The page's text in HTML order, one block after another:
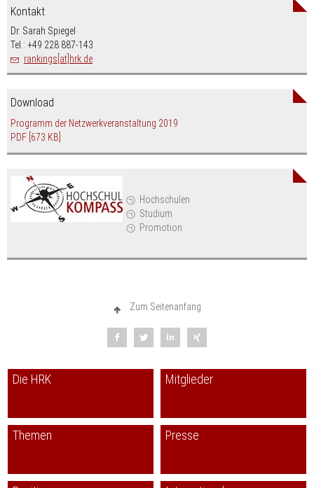
Hochschulen
Studium
Promotion
Kontakt
Dr. Sarah Spiegel
Tel.: +49 228 887-143
rankings[at]hrk.de
Download
Programm der Netzwerkveranstaltung 2019
PDF [673 KB]
Zum Seitenanfang
Die HRK Mitglieder
Themen Presse